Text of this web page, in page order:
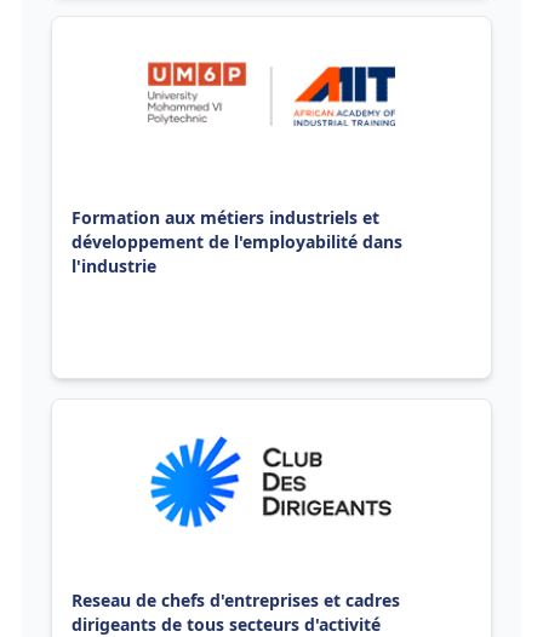
Formation aux métiers industriels et
développement de l'employabilité dans
l'industrie
Reseau de chefs d'entreprises et cadres
dirigeants de tous secteurs d'activité